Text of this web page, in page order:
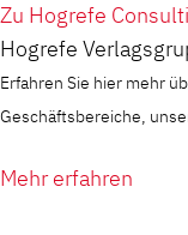
Zu Hogrefe
Hogrefe
Erfahren Sie hier mehr
Geschäftsbereiche,
Mehr erfahren